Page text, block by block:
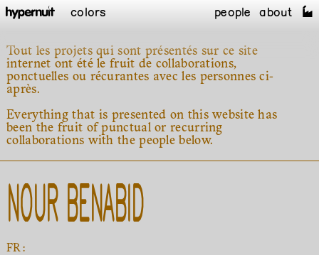
colors people about
Tout les projets qui sont présentés sur ce site
internet ont été le fruit de collaborations,
ponctuelles ou récurantes avec les personnes ci-
après.
Everything that is presented on this website has
been the fruit of punctual or recurring
collaborations with the people below.
NOUR BENABID
FR :